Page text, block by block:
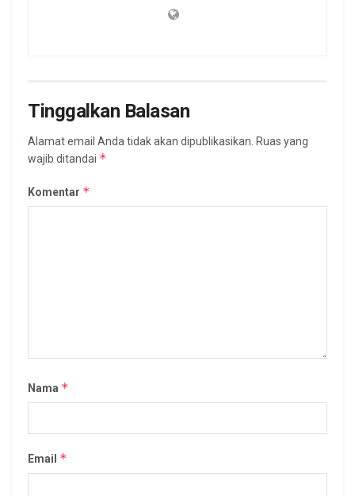
Tinggalkan Balasan
Alamat email Anda tidak akan dipublikasikan. Ruas yang
wajib ditandai *
Komentar *
Nama *
Email *